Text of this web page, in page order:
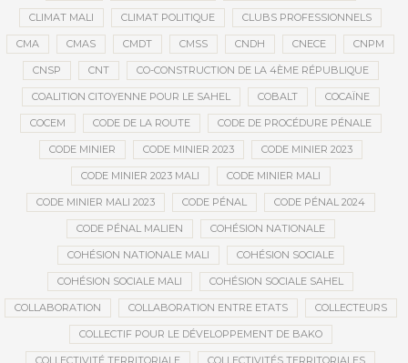
CLIMAT MALI CLIMAT POLITIQUE CLUBS PROFESSIONNELS
CMA CMAS CMDT CMSS CNDH CNECE CNPM
CNSP CNT CO-CONSTRUCTION DE LA 4ÈME RÉPUBLIQUE
COALITION CITOYENNE POUR LE SAHEL COBALT COCAÏNE
COCEM CODE DE LA ROUTE CODE DE PROCÉDURE PÉNALE
CODE MINIER CODE MINIER 2023 CODE MINIER 2023
CODE MINIER 2023 MALI CODE MINIER MALI
CODE MINIER MALI 2023 CODE PÉNAL CODE PÉNAL 2024
CODE PÉNAL MALIEN COHÉSION NATIONALE
COHÉSION NATIONALE MALI COHÉSION SOCIALE
COHÉSION SOCIALE MALI COHÉSION SOCIALE SAHEL
COLLABORATION COLLABORATION ENTRE ETATS COLLECTEURS
COLLECTIF POUR LE DÉVELOPPEMENT DE BAKO
COLLECTIVITÉ TERRITORIALE COLLECTIVITÉS TERRITORIALES